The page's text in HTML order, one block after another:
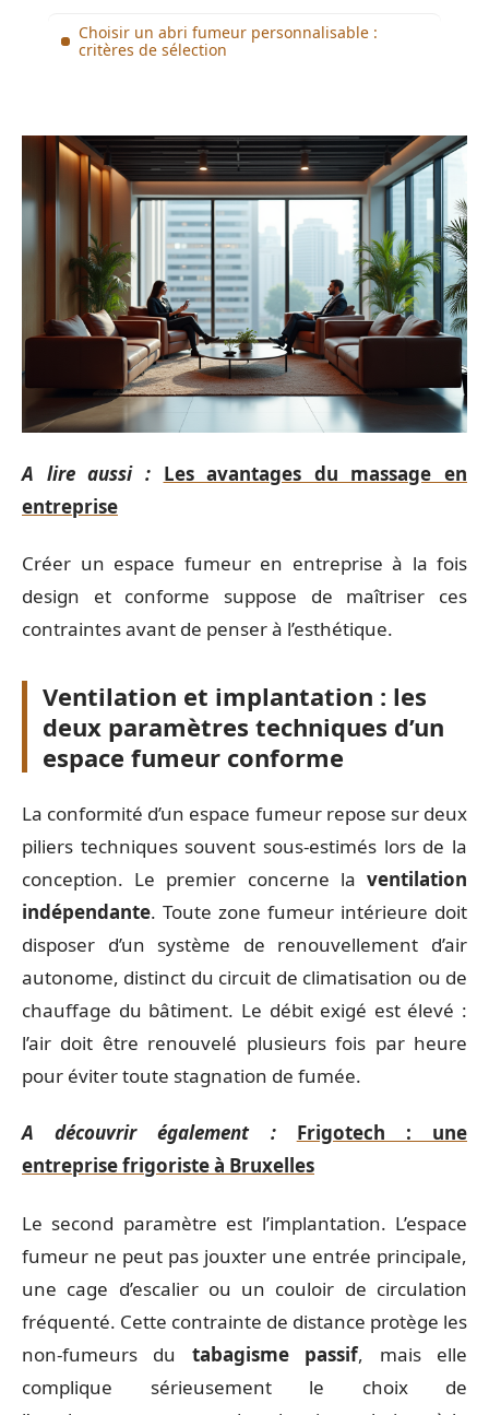
Choisir un abri fumeur personnalisable :
critères de sélection
A lire aussi : Les avantages du massage en
entreprise
Créer un espace fumeur en entreprise à la fois
design et conforme suppose de maîtriser ces
contraintes avant de penser à l’esthétique.
Ventilation et implantation : les
deux paramètres techniques d’un
espace fumeur conforme
La conformité d’un espace fumeur repose sur deux
piliers techniques souvent sous-estimés lors de la
conception. Le premier concerne la ventilation
indépendante. Toute zone fumeur intérieure doit
disposer d’un système de renouvellement d’air
autonome, distinct du circuit de climatisation ou de
chauffage du bâtiment. Le débit exigé est élevé :
l’air doit être renouvelé plusieurs fois par heure
pour éviter toute stagnation de fumée.
A découvrir également :
Frigotech : une
entreprise frigoriste à Bruxelles
Le second paramètre est l’implantation. L’espace
fumeur ne peut pas jouxter une entrée principale,
une cage d’escalier ou un couloir de circulation
fréquenté. Cette contrainte de distance protège les
non-fumeurs du tabagisme passif, mais elle
complique sérieusement le choix de